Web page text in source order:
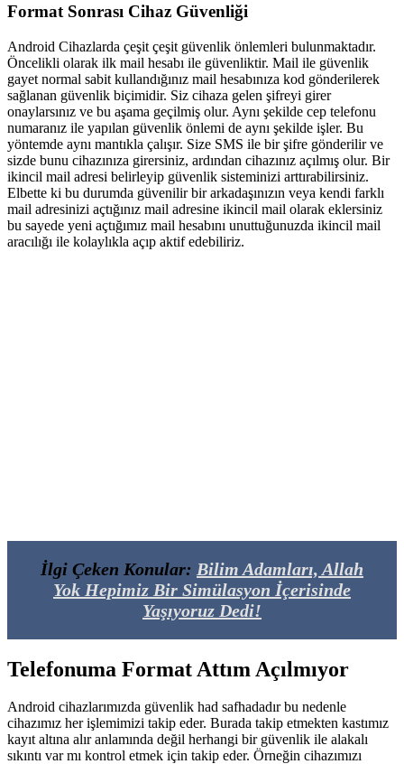
Format Sonrası Cihaz Güvenliği
Android Cihazlarda çeşit çeşit güvenlik önlemleri bulunmaktadır.
Öncelikli olarak ilk mail hesabı ile güvenliktir. Mail ile güvenlik
gayet normal sabit kullandığınız mail hesabınıza kod gönderilerek
sağlanan güvenlik biçimidir. Siz cihaza gelen şifreyi girer
onaylarsınız ve bu aşama geçilmiş olur. Aynı şekilde cep telefonu
numaranız ile yapılan güvenlik önlemi de aynı şekilde işler. Bu
yöntemde aynı mantıkla çalışır. Size SMS ile bir şifre gönderilir ve
sizde bunu cihazınıza girersiniz, ardından cihazınız açılmış olur. Bir
ikincil mail adresi belirleyip güvenlik sisteminizi arttırabilirsiniz.
Elbette ki bu durumda güvenilir bir arkadaşınızın veya kendi farklı
mail adresinizi açtığınız mail adresine ikincil mail olarak eklersiniz
bu sayede yeni açtığımız mail hesabını unuttuğunuzda ikincil mail
aracılığı ile kolaylıkla açıp aktif edebiliriz.
İlgi Çeken Konular: Bilim Adamları, Allah
Yok Hepimiz Bir Simülasyon İçerisinde
Yaşıyoruz Dedi!
Telefonuma Format Attım Açılmıyor
Android cihazlarımızda güvenlik had safhadadır bu nedenle
cihazımız her işlemimizi takip eder. Burada takip etmekten kastımız
kayıt altına alır anlamında değil herhangi bir güvenlik ile alakalı
sıkıntı var mı kontrol etmek için takip eder. Örneğin cihazımızı